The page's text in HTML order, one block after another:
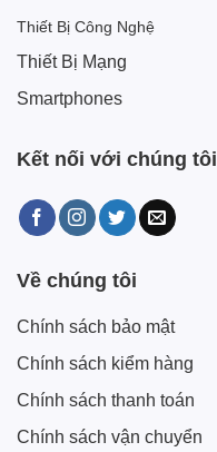
Thiết Bị Công Nghệ
Thiết Bị Mạng
Smartphones
Kết nối với chúng tôi
Về chúng tôi
Chính sách bảo mật
Chính sách kiểm hàng
Chính sách thanh toán
Chính sách vận chuyển